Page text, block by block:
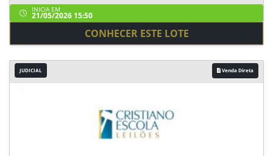
INICIA EM
21/05/2026 15:50
CONHECER ESTE LOTE
JUDICIAL Venda Direta